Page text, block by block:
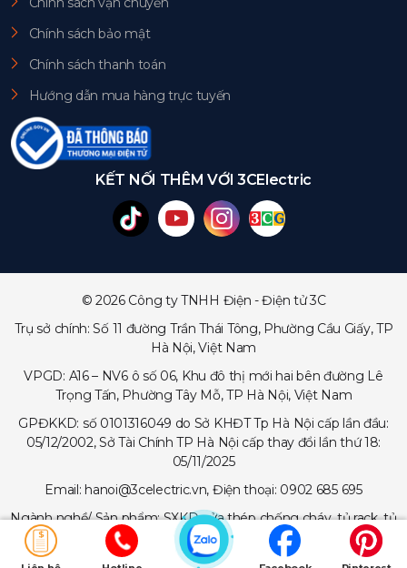
Chính sách bảo mật
Chính sách thanh toán
Hướng dẫn mua hàng trực tuyến
KẾT NỐI THÊM VỚI 3CElectric
© 2026 Công ty TNHH Điện - Điện tử 3C
Trụ sở chính: Số 11 đường Trần Thái Tông, Phường Cầu Giấy, TP
Hà Nội, Việt Nam
VPGD: A16 – NV6 ô số 06, Khu đô thị mới hai bên đường Lê
Trọng Tấn, Phường Tây Mỗ, TP Hà Nội, Việt Nam
GPĐKKD: số 0101316049 do Sở KHĐT Tp Hà Nội cấp lần đầu:
05/12/2002, Sở Tài Chính TP Hà Nội cấp thay đổi lần thứ 18:
05/11/2025
Email: hanoi@3celectric.vn, Điện thoại: 0902 685 695
Ngành nghề/ Sản phẩm: SXKD cửa thép chống cháy, tủ rack, tủ
trạm viễn thông, tủ điện, thang cáp - máng cáp...